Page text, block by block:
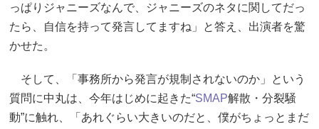
っぱりジャニーズなんで、ジャニーズのネタに関してだっ
たら、自信を持って発言してますね」と答え、出演者を驚
かせた。
そして、「事務所から発言が規制されないのか」という
質問に中丸は、今年はじめに起きた“SMAP解散・分裂騒
動”に触れ、「あれぐらい大きいのだと、僕がちょっとまだ